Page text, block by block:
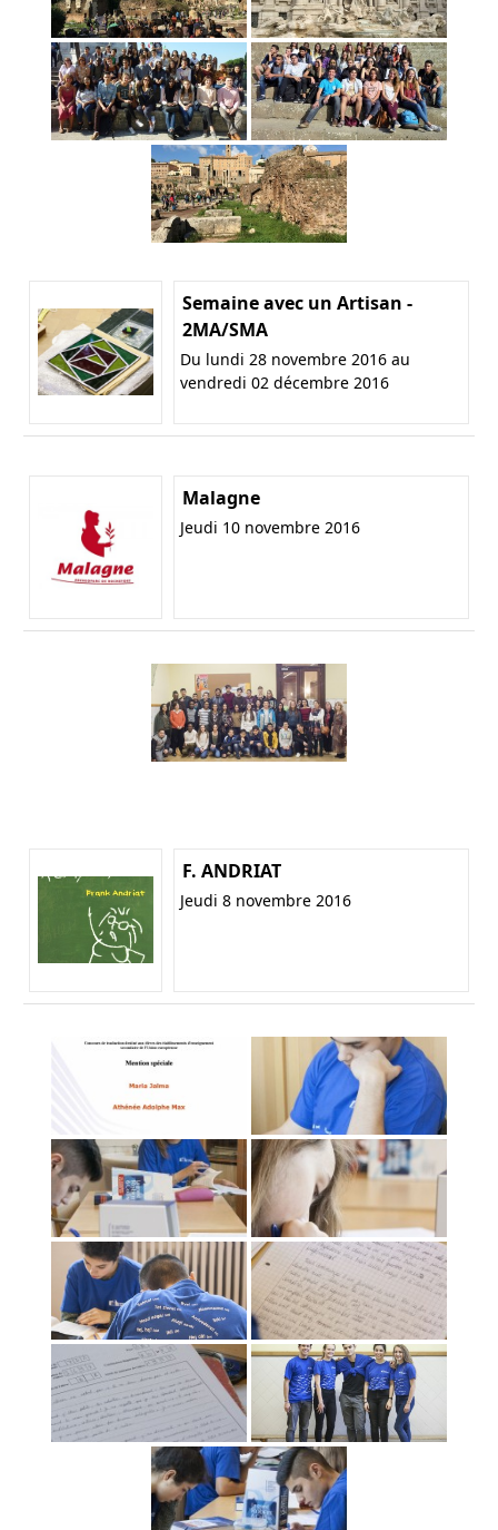
Semaine avec un Artisan -
2MA/SMA
Du lundi 28 novembre 2016 au
vendredi 02 décembre 2016
Malagne
Jeudi 10 novembre 2016
F. ANDRIAT
Jeudi 8 novembre 2016